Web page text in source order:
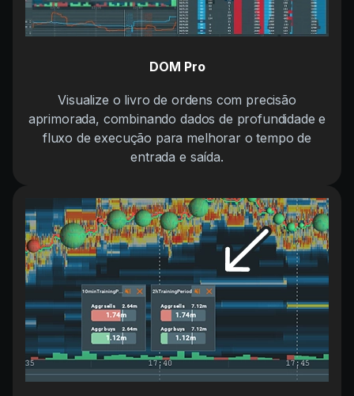
DOM Pro
Visualize o livro de ordens com precisão
aprimorada, combinando dados de profundidade e
fluxo de execução para melhorar o tempo de
entrada e saída.